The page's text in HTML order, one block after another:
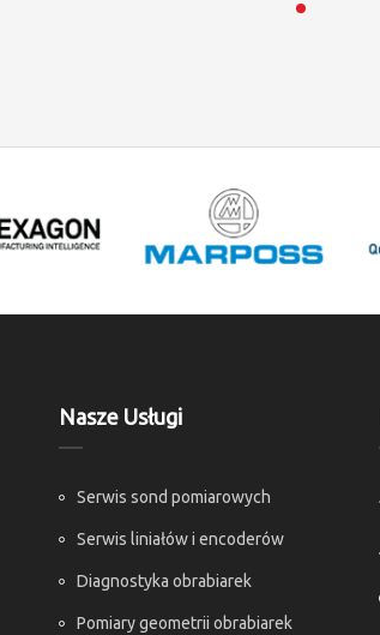
Nasze Usługi
Serwis sond pomiarowych
Serwis liniałów i encoderów
Diagnostyka obrabiarek
Pomiary geometrii obrabiarek